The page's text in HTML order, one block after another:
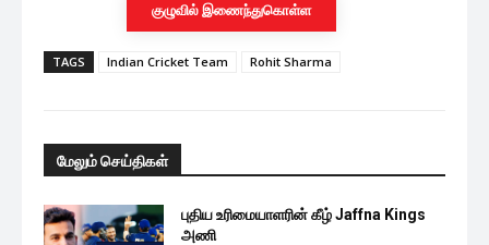
குழுவில் இணைந்துகொள்ள
TAGS Indian Cricket Team Rohit Sharma
மேலும் செய்திகள்
புதிய உரிமையாளரின் கீழ் Jaffna Kings
அணி